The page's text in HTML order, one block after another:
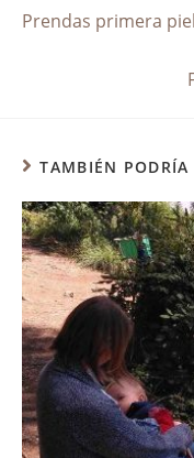
Prendas primera piel
TAMBIÉN PODRÍA